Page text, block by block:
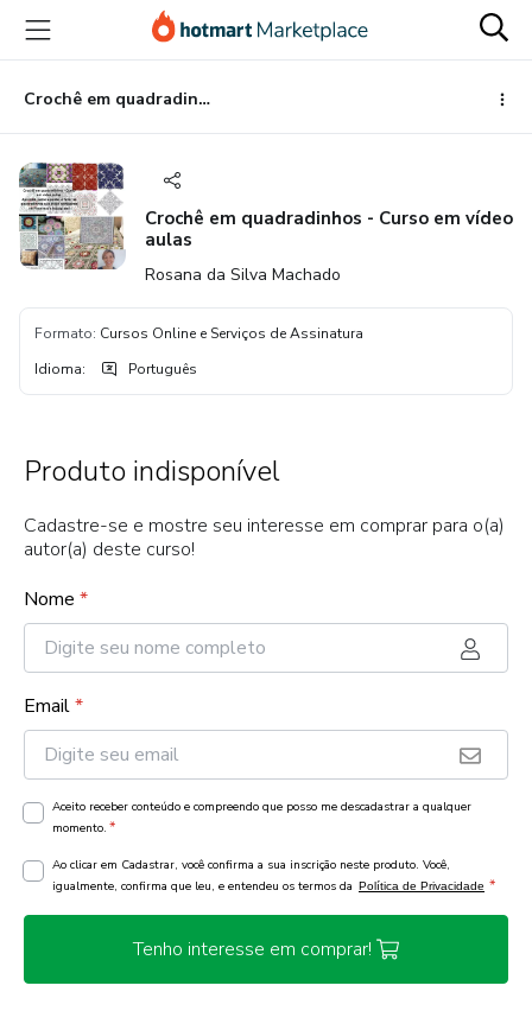
para
conteúdo
principal
para
pagamento
para
rodapé
Crochê em quadradinhos - Curso em vídeo aulas
Crochê em quadradinhos - Curso em vídeo
aulas
Rosana da Silva Machado
Formato: Cursos Online e Serviços de Assinatura
Idioma: Português
Produto indisponível
Cadastre-se e mostre seu interesse em comprar para o(a)
autor(a) deste curso!
Nome *
Email*
Aceito receber conteúdo e compreendo que posso me descadastrar a qualquer
momento. *
Ao clicar em Cadastrar, você confirma a sua inscrição neste produto. Você,
igualmente, confirma que leu, e entendeu os termos da Política de Privacidade *
Tenho interesse em comprar!